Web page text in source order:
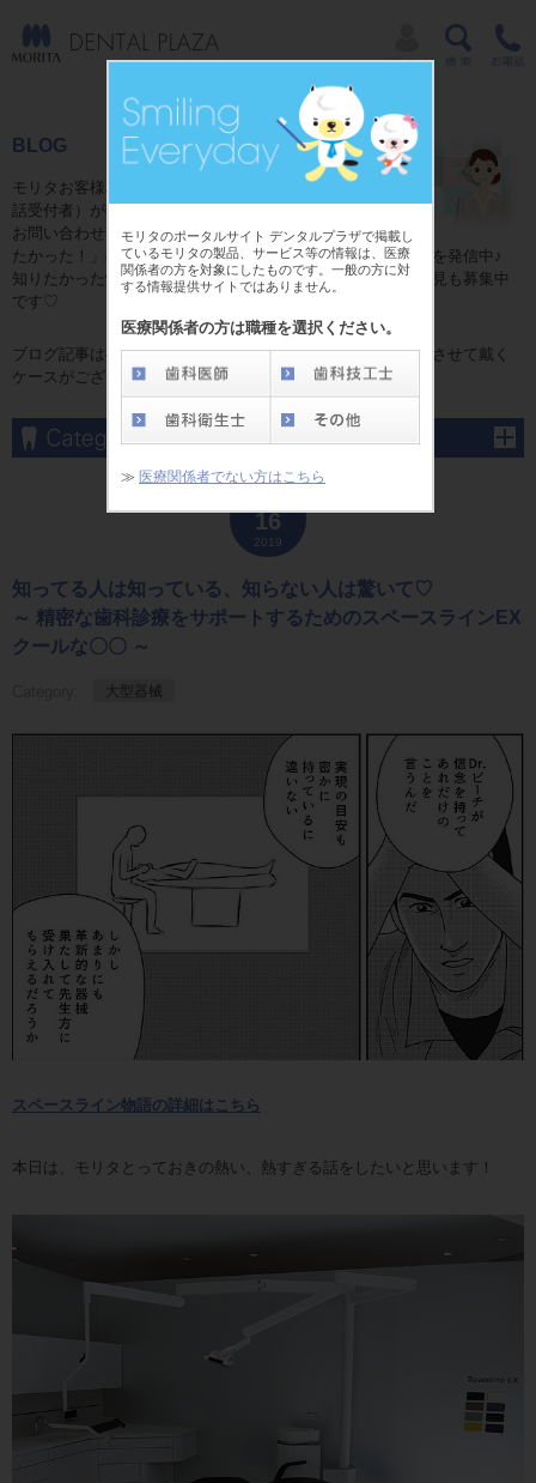
モリタのポータルサイト デンタルプラザで掲載し
ているモリタの製品、サービス等の情報は、医療
関係者の方を対象にしたものです。一般の方に対
する情報提供サイトではありません。
医療関係者の方は職種を選択ください。
≫ 医療関係者でない方はこちら
BLOG
モリタお客様相談センターのコミュニケーター（電
話受付者）が独自目線で贈る日常ブログ☆
お問い合わせをいただいた皆様からの「これが知り
たかった！」の情報やお話の中で発見した「耳よりの情報」を発信中♪
知りたかった情報がここにある！かも？ブログに関するご意見も募集中
です♡
ブログ記事は掲載当時の内容となり、予告なしに変更、修正させて戴く
ケースがございます。予めご了承くださいませ。
16
2019
知ってる人は知っている、知らない人は驚いて♡
～ 精密な歯科診療をサポートするためのスペースラインEX
クールな〇〇 ～
大型器械
スペースライン物語の詳細はこちら
本日は、モリタとっておきの熱い、熱すぎる話をしたいと思います！